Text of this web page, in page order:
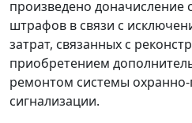
произведено доначисление
штрафов в связи с
затрат, связанных с
приобретением
ремонтом системы
сигнализации.